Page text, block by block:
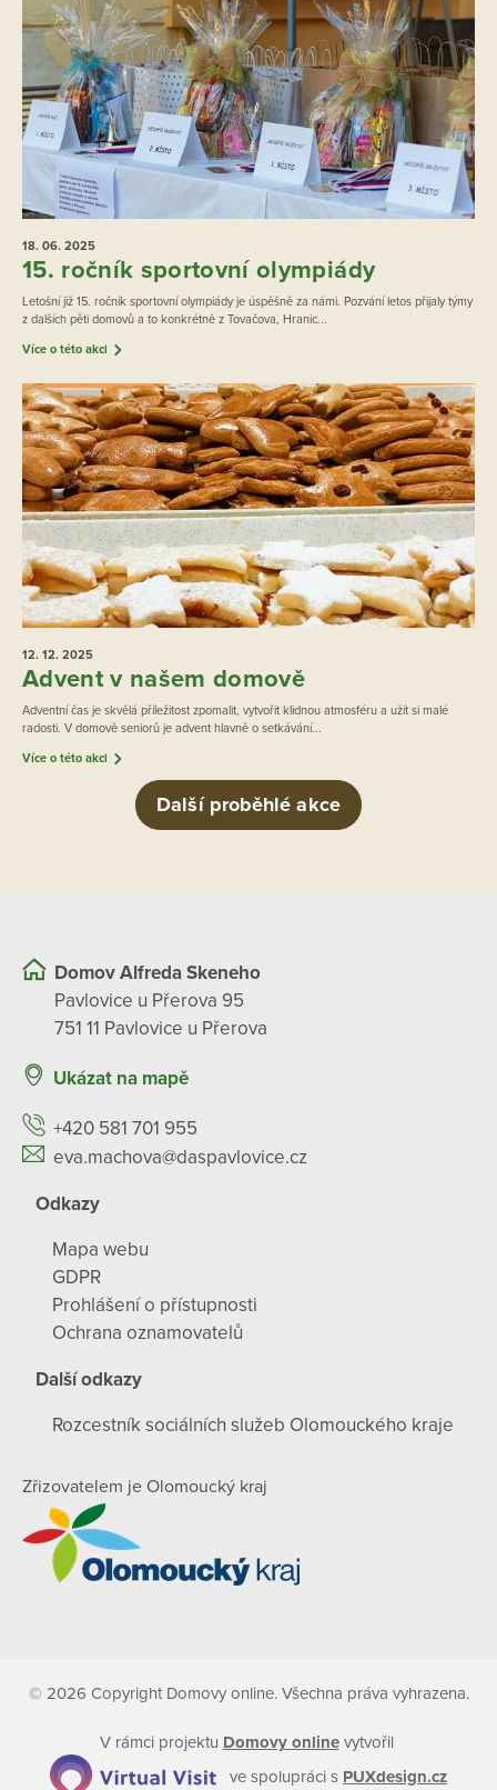
18. 06. 2025
15. ročník sportovní olympiády
Letošní již 15. ročník sportovní olympiády je úspěšně za námi. Pozvání letos přijaly týmy
z dalších pěti domovů a to konkrétně z Tovačova, Hranic...
Více o této akci
12. 12. 2025
Advent v našem domově
Adventní čas je skvělá příležitost zpomalit, vytvořit klidnou atmosféru a užít si malé
radosti. V domově seniorů je advent hlavně o setkávání...
Více o této akci
Další proběhlé akce
Domov Alfreda Skeneho
Pavlovice u Přerova 95
751 11 Pavlovice u Přerova
Ukázat na mapě
+420 581 701 955
eva.machova@daspavlovice.cz
Odkazy
Mapa webu
GDPR
Prohlášení o přístupnosti
Ochrana oznamovatelů
Další odkazy
Rozcestník sociálních služeb Olomouckého kraje
Zřizovatelem je Olomoucký kraj
© 2026 Copyright Domovy online. Všechna práva vyhrazena.
V rámci projektu Domovy onlinevytvořil
ve spolupráci s PUXdesign.cz